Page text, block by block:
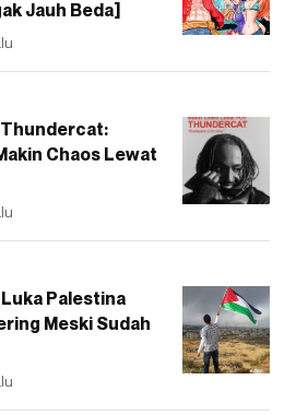
Jauh Beda]
Chaos Lewat
Palestina
Meski Sudah